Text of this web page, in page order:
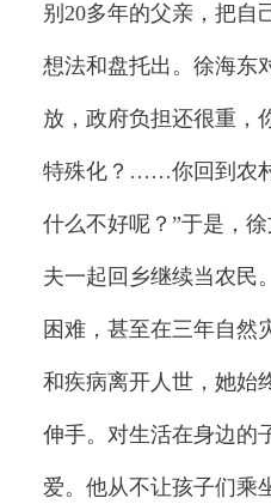
别20多年的父亲，把自
想法和盘托出。徐海东
放，政府负担还很重，
特殊化？……你回到农
什么不好呢？”于是，
夫一起回乡继续当农民
困难，甚至在三年自然
和疾病离开人世，她始
伸手。对生活在身边的
爱。他从不让孩子们乘